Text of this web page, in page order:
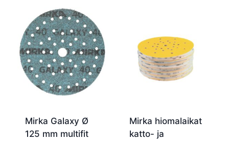
Mirka Galaxy Ø
125 mm multifit
Mirka hiomalaikat
katto- ja